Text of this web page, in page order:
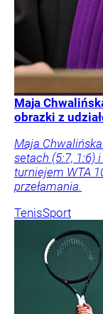
Maja
obrazki z
Maja
setach (5:7, 1:6)
turniejem WTA
przełamania.
TenisSport